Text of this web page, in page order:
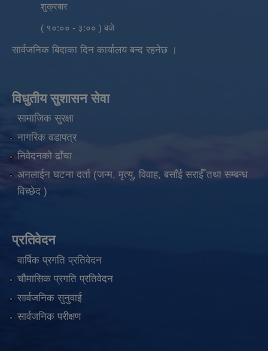
शुक्रबार
( १०:०० - ३:०० ) बजे
सार्वजनिक बिदाका दिन कार्यालय बन्द रहनेछ ।
विधुतीय सुशासन सेवा
सामाजिक सुरक्षा
नागरिक वडापत्र
निवेदनको ढाँचा
अनलाईन घटना दर्ता (जन्म, मृत्यु, विवाह, बसाँई सराईँ तथा सम्बन्ध
विच्छेद )
प्रतिवेदन
वार्षिक प्रगति प्रतिवेदन
चौमासिक प्रगति प्रतिवेदन
सार्वजनिक सुनुवाई
सार्वजनिक परीक्षण